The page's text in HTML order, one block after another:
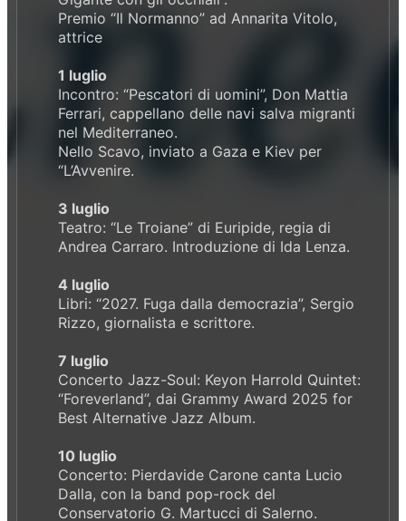
Premio “Il Normanno” ad Annarita Vitolo,
attrice
1 luglio
Incontro: “Pescatori di uomini”, Don Mattia
Ferrari, cappellano delle navi salva migranti
nel Mediterraneo.
Nello Scavo, inviato a Gaza e Kiev per
“L’Avvenire.
3 luglio
Teatro: “Le Troiane” di Euripide, regia di
Andrea Carraro. Introduzione di Ida Lenza.
4 luglio
Libri: “2027. Fuga dalla democrazia”, Sergio
Rizzo, giornalista e scrittore.
7 luglio
Concerto Jazz-Soul: Keyon Harrold Quintet:
“Foreverland”, dai Grammy Award 2025 for
Best Alternative Jazz Album.
10 luglio
Concerto: Pierdavide Carone canta Lucio
Dalla, con la band pop-rock del
Conservatorio G. Martucci di Salerno.